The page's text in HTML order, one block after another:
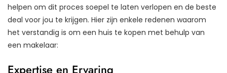
helpen om dit proces soepel te laten verlopen en de beste
deal voor jou te krijgen. Hier zijn enkele redenen waarom
het verstandig is om een huis te kopen met behulp van
een makelaar:
Expertise en Ervaring